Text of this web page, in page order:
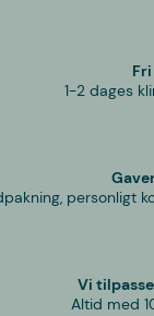
1-2 dages
personligt
Vi
Altid med